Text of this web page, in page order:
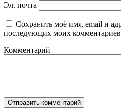
Эл. почта
Сохранить моё имя, email и
последующих моих
Комментарий